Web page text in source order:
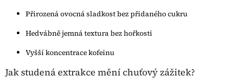
Přirozená ovocná sladkost bez přidaného cukru
Hedvábně jemná textura bez hořkosti
Vyšší koncentrace kofeinu
Jak studená extrakce mění chuťový zážitek?